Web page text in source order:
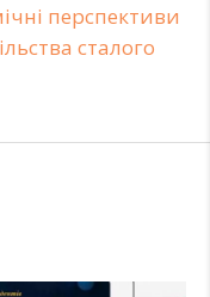
перспективи
сталого